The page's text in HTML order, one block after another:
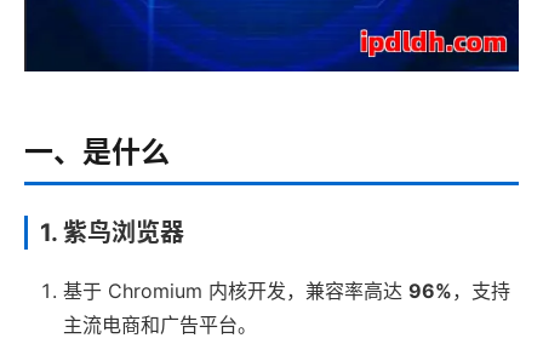
一、是什么
1. 紫鸟浏览器
基于 Chromium 内核开发，兼容率高达 96%，支持
主流电商和广告平台。